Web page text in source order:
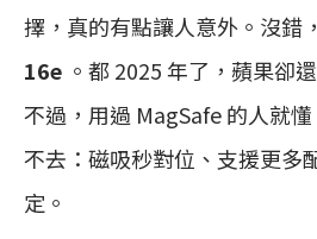
擇，真的有點讓人意外。沒錯
16e 。都 2025 年了，蘋果卻
不過，用過 MagSafe 的人就
不去：磁吸秒對位、支援更多
定。